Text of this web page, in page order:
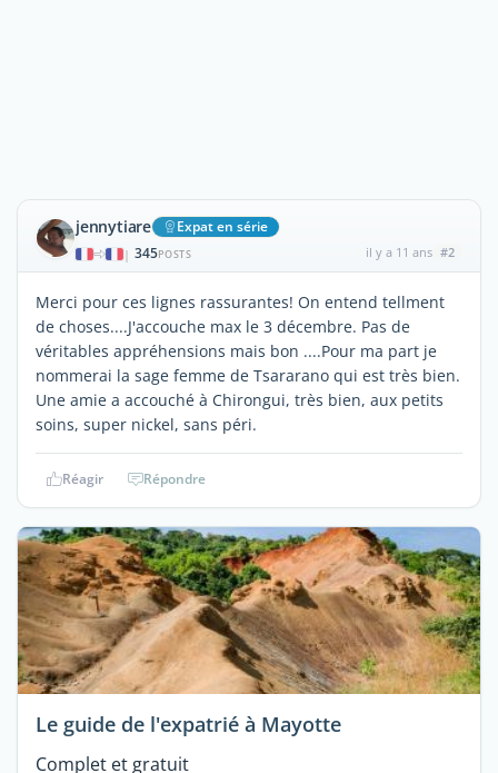
jennytiare Expat en série
| 345POSTS il y a 11 ans #2
Merci pour ces lignes rassurantes! On entend tellment
de choses....J'accouche max le 3 décembre. Pas de
véritables appréhensions mais bon ....Pour ma part je
nommerai la sage femme de Tsararano qui est très bien.
Une amie a accouché à Chirongui, très bien, aux petits
soins, super nickel, sans péri.
Réagir Répondre
Le guide de l'expatrié à Mayotte
Complet et gratuit